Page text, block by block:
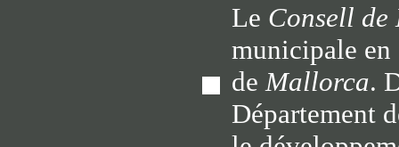
Le Consell
municipale en
de Mallorca.
Département